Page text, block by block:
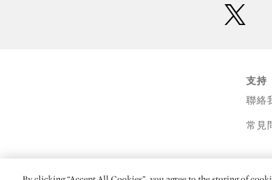
支持
聯絡
常見